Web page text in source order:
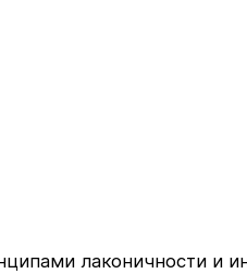
лаконичности